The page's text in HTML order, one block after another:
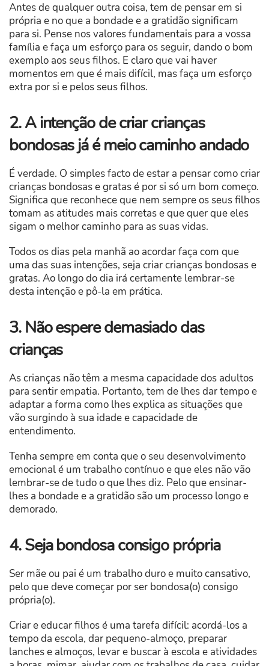
Antes de qualquer outra coisa, tem de pensar em si
própria e no que a bondade e a gratidão significam
para si. Pense nos valores fundamentais para a vossa
família e faça um esforço para os seguir, dando o bom
exemplo aos seus filhos. E claro que vai haver
momentos em que é mais difícil, mas faça um esforço
extra por si e pelos seus filhos.
2. A intenção de criar crianças
bondosas já é meio caminho andado
É verdade. O simples facto de estar a pensar como criar
crianças bondosas e gratas é por si só um bom começo.
Significa que reconhece que nem sempre os seus filhos
tomam as atitudes mais corretas e que quer que eles
sigam o melhor caminho para as suas vidas.
Todos os dias pela manhã ao acordar faça com que
uma das suas intenções, seja criar crianças bondosas e
gratas. Ao longo do dia irá certamente lembrar-se
desta intenção e pô-la em prática.
3. Não espere demasiado das
crianças
As crianças não têm a mesma capacidade dos adultos
para sentir empatia. Portanto, tem de lhes dar tempo e
adaptar a forma como lhes explica as situações que
vão surgindo à sua idade e capacidade de
entendimento.
Tenha sempre em conta que o seu desenvolvimento
emocional é um trabalho contínuo e que eles não vão
lembrar-se de tudo o que lhes diz. Pelo que ensinar-
lhes a bondade e a gratidão são um processo longo e
demorado.
4. Seja bondosa consigo própria
Ser mãe ou pai é um trabalho duro e muito cansativo,
pelo que deve começar por ser bondosa(o) consigo
própria(o).
Criar e educar filhos é uma tarefa difícil: acordá-los a
tempo da escola, dar pequeno-almoço, preparar
lanches e almoços, levar e buscar à escola e atividades